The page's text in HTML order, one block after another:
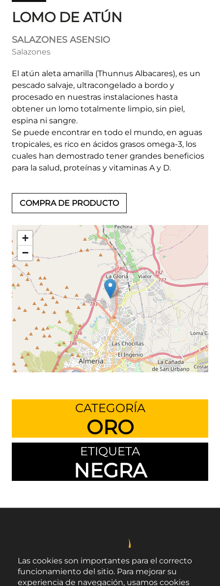
LOMO DE ATÚN
SALAZONES ASENSIO
Salazones
El atún aleta amarilla (Thunnus Albacares), es un
pescado salvaje, ultracongelado a bordo y
procesado en nuestras instalaciones hasta
obtener un lomo totalmente limpio, sin piel,
espina ni sangre.
Se puede encontrar en todo el mundo, en aguas
tropicales, es rico en ácidos grasos omega-3, los
cuales han demostrado tener grandes beneficios
para la salud, proteínas y vitaminas A y D.
COMPRA DE PRODUCTO
+
−
CATEGORÍA
ORO
ETIQUETA
NEGRA
Las cookies son importantes para el correcto
funcionamiento del sitio. Para mejorar su
experiencia de navegación, usamos cookies